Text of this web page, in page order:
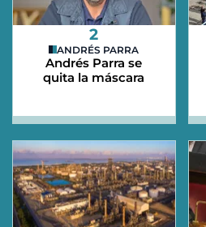
2
ANDRÉS PARRA
Andrés Parra se
quita la máscara